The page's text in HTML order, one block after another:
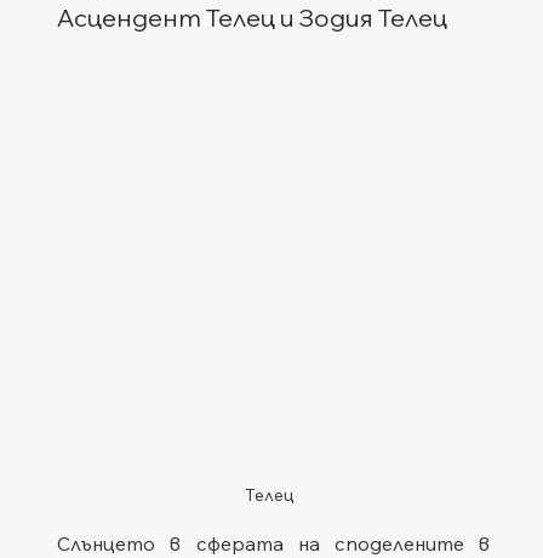
Асцендент Телец и Зодия Телец
Телец
Слънцето в сферата на споделените в